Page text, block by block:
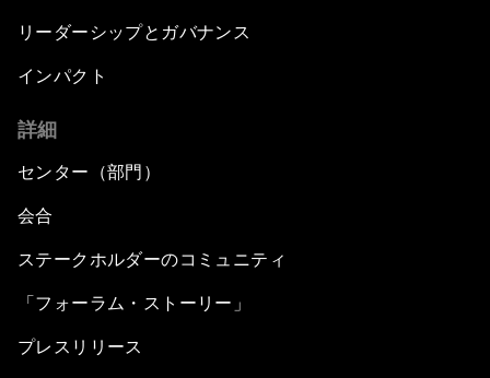
リーダーシップとガバナンス
インパクト
詳細
センター（部門）
会合
ステークホルダーのコミュニティ
「フォーラム・ストーリー」
プレスリリース